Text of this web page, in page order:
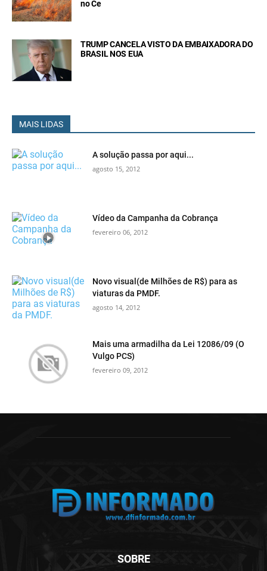
no Ce
TRUMP CANCELA VISTO DA EMBAIXADORA DO
BRASIL NOS EUA
MAIS LIDAS
A solução passa por aqui...
agosto 15, 2012
Vídeo da Campanha da Cobrança
fevereiro 06, 2012
Novo visual(de Milhões de R$) para as
viaturas da PMDF.
agosto 14, 2012
Mais uma armadilha da Lei 12086/09 (O
Vulgo PCS)
fevereiro 09, 2012
SOBRE